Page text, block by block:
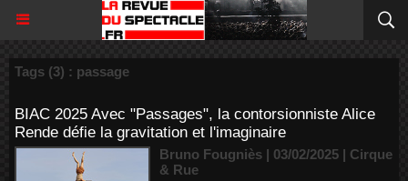
Tags (3) : passage
BIAC 2025 Avec "Passages", la contorsionniste Alice
Rende défie la gravitation et l'imaginaire
Bruno Fougniès | 03/02/2025 | Cirque
& Rue